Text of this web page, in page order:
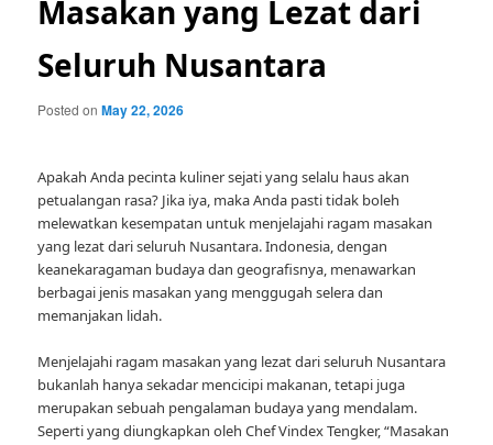
Masakan yang Lezat dari
Seluruh Nusantara
Posted onMay 22, 2026
Apakah Anda pecinta kuliner sejati yang selalu haus akan
petualangan rasa? Jika iya, maka Anda pasti tidak boleh
melewatkan kesempatan untuk menjelajahi ragam masakan
yang lezat dari seluruh Nusantara. Indonesia, dengan
keanekaragaman budaya dan geografisnya, menawarkan
berbagai jenis masakan yang menggugah selera dan
memanjakan lidah.
Menjelajahi ragam masakan yang lezat dari seluruh Nusantara
bukanlah hanya sekadar mencicipi makanan, tetapi juga
merupakan sebuah pengalaman budaya yang mendalam.
Seperti yang diungkapkan oleh Chef Vindex Tengker, “Masakan